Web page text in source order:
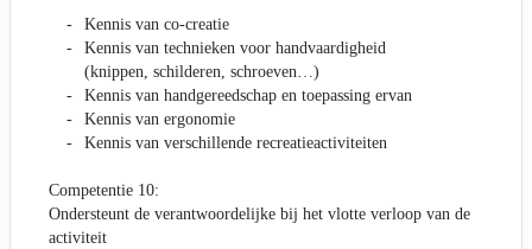
Kennis van co-creatie
Kennis van technieken voor handvaardigheid
(knippen, schilderen, schroeven…)
Kennis van handgereedschap en toepassing ervan
Kennis van ergonomie
Kennis van verschillende recreatieactiviteiten
Competentie 10:
Ondersteunt de verantwoordelijke bij het vlotte verloop van de
activiteit